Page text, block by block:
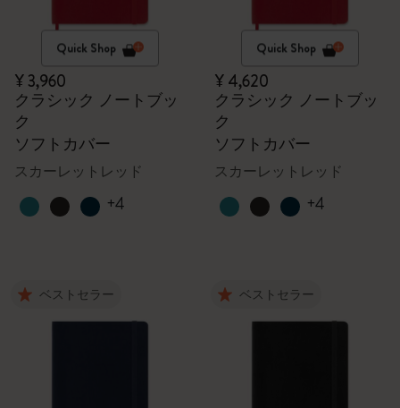
Quick Shop
¥ 3,960
クラシック ノートブッ
ク
ソフトカバー
スカーレットレッド
+4
Quick Shop
¥ 4,620
クラシック ノートブッ
ク
ソフトカバー
スカーレットレッド
+4
ベストセラー ベストセラー